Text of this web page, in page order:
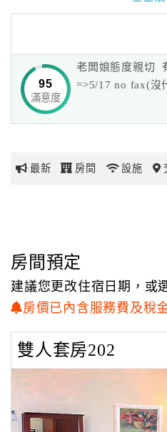
球
網
玩
地
圖
顧
務
客
勝景之中。
「上禾園」意涵上好的園地，
以自己使用的角度思考選用民
是為了帶給來金門的遊客們，
給自己、家人或好友共同分享
自在的住宿享受。
木、樟木、玉桂木等家具，
95
滿意度
老闆娘態度親切
=>5/17 no fax(沒
最新 房間 設施
房間預定
建議您更改住宿日期，或
房價已內含服務費及稅
雙人套房202